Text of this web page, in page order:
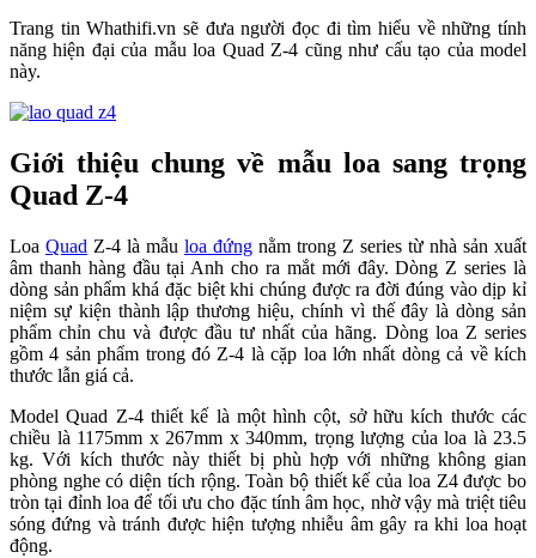
Trang tin Whathifi.vn sẽ đưa người đọc đi tìm hiểu về những tính
năng hiện đại của mẫu loa Quad Z-4 cũng như cấu tạo của model
này.
Giới thiệu chung về mẫu loa sang trọng
Quad Z-4
Loa Quad Z-4 là mẫu loa đứng nằm trong Z series từ nhà sản xuất
âm thanh hàng đầu tại Anh cho ra mắt mới đây. Dòng Z series là
dòng sản phẩm khá đặc biệt khi chúng được ra đời đúng vào dịp kỉ
niệm sự kiện thành lập thương hiệu, chính vì thế đây là dòng sản
phẩm chỉn chu và được đầu tư nhất của hãng. Dòng loa Z series
gồm 4 sản phẩm trong đó Z-4 là cặp loa lớn nhất dòng cả về kích
thước lẫn giá cả.
Model Quad Z-4 thiết kế là một hình cột, sở hữu kích thước các
chiều là 1175mm x 267mm x 340mm, trọng lượng của loa là 23.5
kg. Với kích thước này thiết bị phù hợp với những không gian
phòng nghe có diện tích rộng. Toàn bộ thiết kế của loa Z4 được bo
tròn tại đỉnh loa để tối ưu cho đặc tính âm học, nhờ vậy mà triệt tiêu
sóng đứng và tránh được hiện tượng nhiễu âm gây ra khi loa hoạt
động.